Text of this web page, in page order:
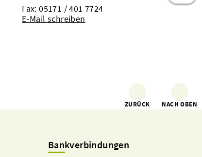
Fax: 05171 / 401 7724
E-Mail schreiben
ZURÜCK NACH OBEN
Bankverbindungen